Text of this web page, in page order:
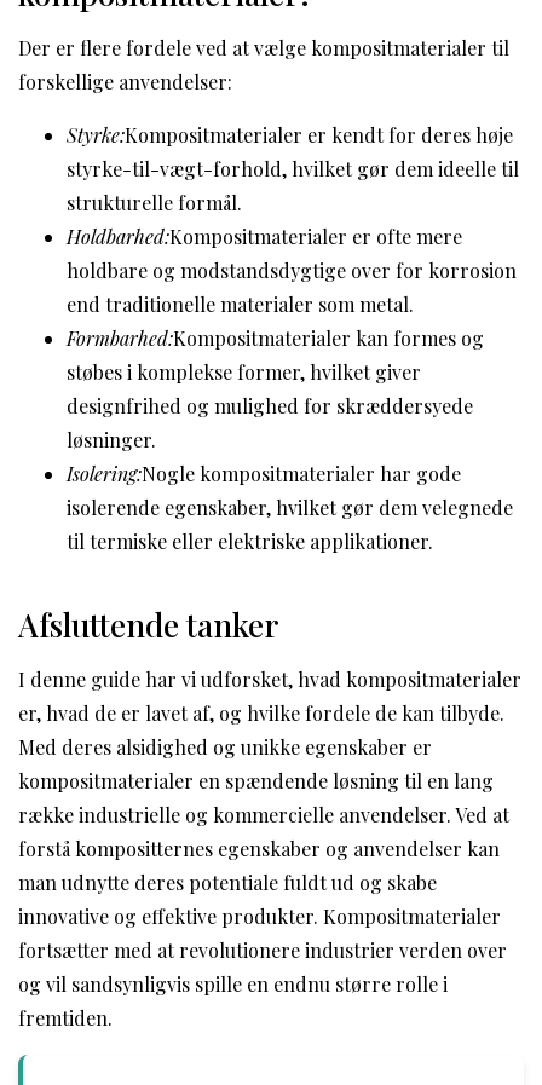
Der er flere fordele ved at vælge kompositmaterialer til
forskellige anvendelser:
Styrke:Kompositmaterialer er kendt for deres høje
styrke-til-vægt-forhold, hvilket gør dem ideelle til
strukturelle formål.
Holdbarhed:Kompositmaterialer er ofte mere
holdbare og modstandsdygtige over for korrosion
end traditionelle materialer som metal.
Formbarhed:Kompositmaterialer kan formes og
støbes i komplekse former, hvilket giver
designfrihed og mulighed for skræddersyede
løsninger.
Isolering:Nogle kompositmaterialer har gode
isolerende egenskaber, hvilket gør dem velegnede
til termiske eller elektriske applikationer.
Afsluttende tanker
I denne guide har vi udforsket, hvad kompositmaterialer
er, hvad de er lavet af, og hvilke fordele de kan tilbyde.
Med deres alsidighed og unikke egenskaber er
kompositmaterialer en spændende løsning til en lang
række industrielle og kommercielle anvendelser. Ved at
forstå kompositternes egenskaber og anvendelser kan
man udnytte deres potentiale fuldt ud og skabe
innovative og effektive produkter. Kompositmaterialer
fortsætter med at revolutionere industrier verden over
og vil sandsynligvis spille en endnu større rolle i
fremtiden.